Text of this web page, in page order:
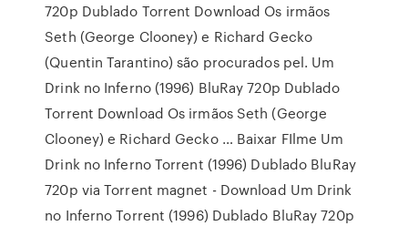
720p Dublado Torrent Download Os irmãos
Seth (George Clooney) e Richard Gecko
(Quentin Tarantino) são procurados pel. Um
Drink no Inferno (1996) BluRay 720p Dublado
Torrent Download Os irmãos Seth (George
Clooney) e Richard Gecko … Baixar FIlme Um
Drink no Inferno Torrent (1996) Dublado BluRay
720p via Torrent magnet - Download Um Drink
no Inferno Torrent (1996) Dublado BluRay 720p